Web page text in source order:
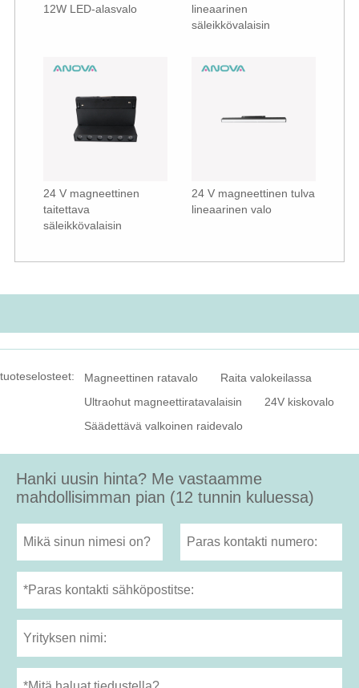
12W LED-alasvalo
lineaarinen
säleikkövalaisin
24 V magneettinen
taitettava
säleikkövalaisin
24 V magneettinen tulva
lineaarinen valo
tuoteselosteet: Magneettinen ratavalo
Raita valokeilassa
Ultraohut magneettiratavalaisin
24V kiskovalo
Säädettävä valkoinen raidevalo
Hanki uusin hinta? Me vastaamme
mahdollisimman pian (12 tunnin kuluessa)